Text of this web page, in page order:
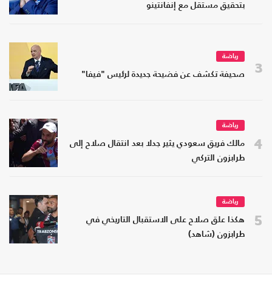
بتحقيق مستقل مع إنفانتينو
3
رياضة
صحيفة تكشف عن فضيحة جديدة لرئيس "فيفا"
4
رياضة
مالك فريق سعودي يثير جدلا بعد انتقال صلاح إلى
طرابزون التركي
5
رياضة
هكذا علق صلاح على الاستقبال التاريخي في
طرابزون (شاهد)